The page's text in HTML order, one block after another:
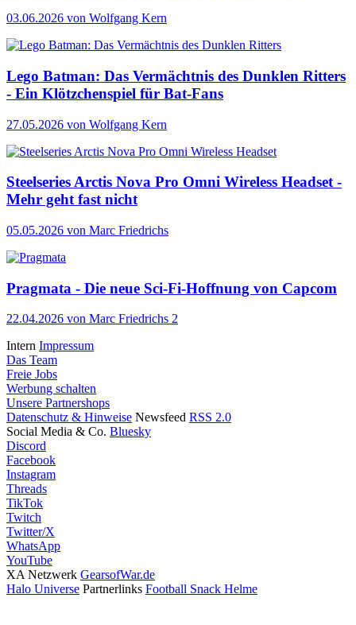
03.06.2026 von Wolfgang Kern
Lego Batman: Das Vermächtnis des Dunklen Ritters
- Ein Klötzchenspiel für Bat-Fans
27.05.2026 von Wolfgang Kern
Steelseries Arctis Nova Pro Omni Wireless Headset -
Mehr geht fast nicht
05.05.2026 von Marc Friedrichs
Pragmata - Die neue Sci-Fi-Hoffnung von Capcom
22.04.2026 von Marc Friedrichs 2
Intern Impressum
Das Team
Freie Jobs
Werbung schalten
Unsere Partnershops
Datenschutz & Hinweise Newsfeed RSS 2.0
Social Media & Co. Bluesky
Discord
Facebook
Instagram
Threads
TikTok
Twitch
Twitter/X
WhatsApp
YouTube
XA Netzwerk GearsofWar.de
Halo Universe Partnerlinks Football Snack Helme